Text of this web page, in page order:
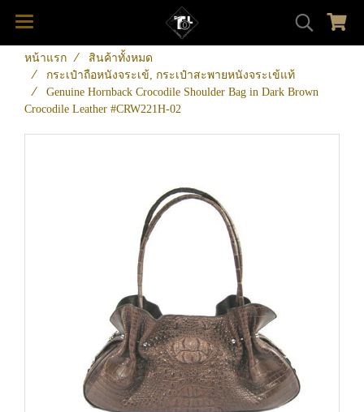
หน้าแรก
สินค้าทั้งหมด
กระเป๋าถือหนังจระเข้, กระเป๋าสะพายหนังจระเข้แท้
Genuine Hornback Crocodile Shoulder Bag in Dark Brown
Crocodile Leather #CRW221H-02